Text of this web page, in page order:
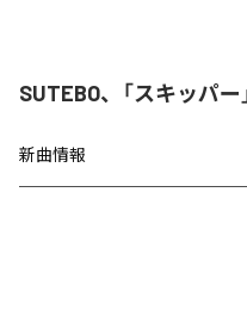
SUTEBO、「スキッパ
新曲情報